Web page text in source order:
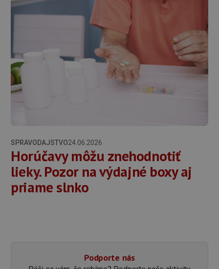
SPRAVODAJSTVO24.06.2026
Horúčavy môžu znehodnotiť
lieky. Pozor na výdajné boxy aj
priame slnko
Podporte nás